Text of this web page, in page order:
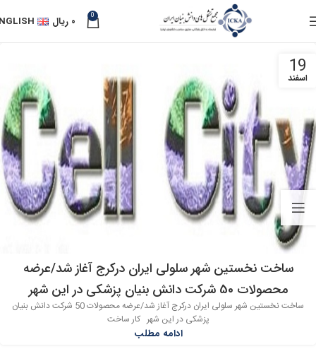
0 ۰ ریال
19
اسفند
ساخت نخستین شهر سلولی ایران درکرج آغاز شد/عرضه
محصولات 50 شرکت دانش بنیان پزشکی در این شهر
ساخت نخستین شهر سلولی ایران درکرج آغاز شد/عرضه محصولات 50 شرکت دانش بنیان
پزشکی در این شهر کار ساخت
ادامه مطلب